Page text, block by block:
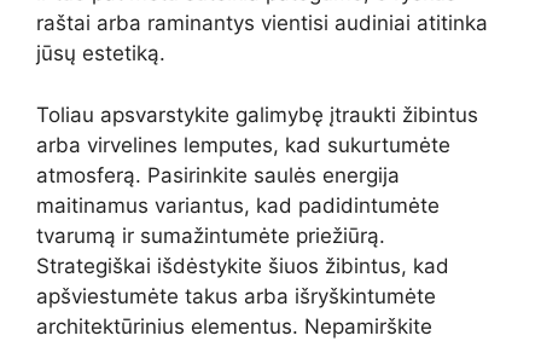
raštai arba raminantys vientisi audiniai atitinka
jūsų estetiką.
Toliau apsvarstykite galimybę įtraukti žibintus
arba virvelines lemputes, kad sukurtumėte
atmosferą. Pasirinkite saulės energija
maitinamus variantus, kad padidintumėte
tvarumą ir sumažintumėte priežiūrą.
Strategiškai išdėstykite šiuos žibintus, kad
apšviestumėte takus arba išryškintumėte
architektūrinius elementus. Nepamirškite